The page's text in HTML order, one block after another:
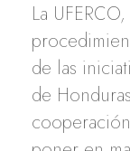
La
de las
de